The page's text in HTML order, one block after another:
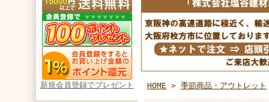
新規会員登録でプレゼント HOME > 季節商品・アウトレット